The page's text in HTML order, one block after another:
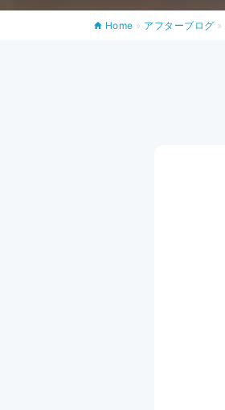
Home » アフターブログ »